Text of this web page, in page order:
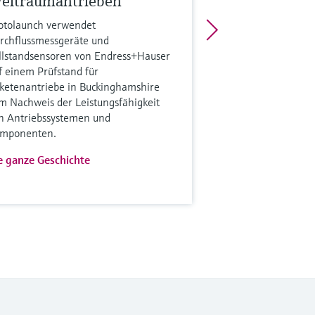
verwendet
und
von Endress+Hauser
einem Prüfstand für
in Buckinghamshire
Nachweis der Leistungsfähigkeit
Antriebssystemen und
ganze Geschichte